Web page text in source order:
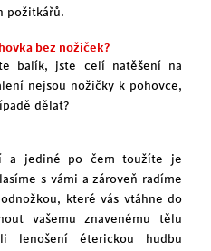
požitkářů.
bez nožiček?
balík, jste celí natěšení na
nejsou nožičky k pohovce,
dělat?
a jediné po čem toužíte je
s vámi a zároveň radíme
které vás vtáhne do
vašemu znavenému tělu
éterickou hudbu